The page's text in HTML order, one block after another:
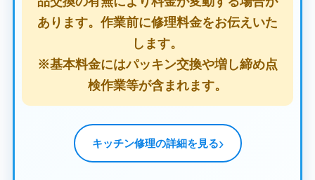
あります。作業前に修理料金をお伝えいた
します。
※基本料金にはパッキン交換や増し締め点
検作業等が含まれます。
キッチン修理の詳細を見る